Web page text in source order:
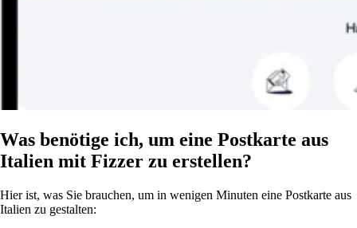
Was benötige ich, um eine Postkarte aus
Italien mit Fizzer zu erstellen?
Hier ist, was Sie brauchen, um in wenigen Minuten eine Postkarte aus
Italien zu gestalten: